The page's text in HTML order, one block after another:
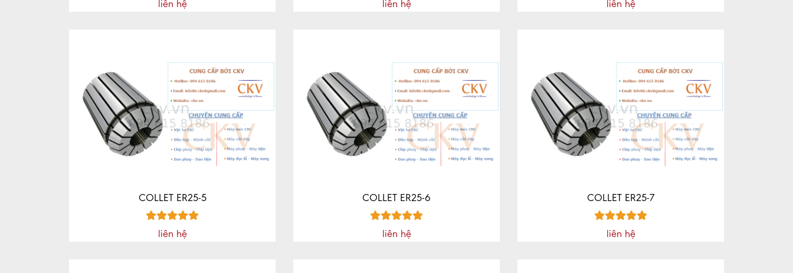
liên hệ liên hệ liên hệ
COLLET ER25-5
liên hệ
COLLET ER25-6
liên hệ
COLLET ER25-7
liên hệ